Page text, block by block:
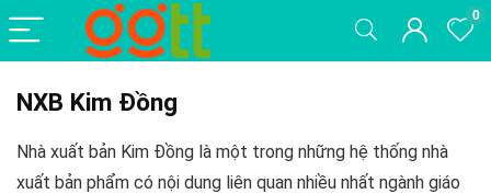
0
NXB Kim Đồng
Nhà xuất bản Kim Đồng là một trong những hệ thống nhà
xuất bản phẩm có nội dung liên quan nhiều nhất ngành giáo